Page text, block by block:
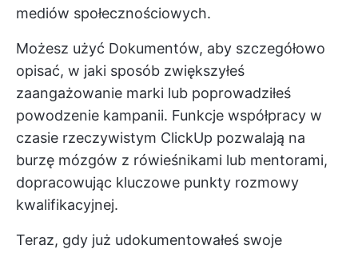
mediów społecznościowych.
Możesz użyć Dokumentów, aby szczegółowo
opisać, w jaki sposób zwiększyłeś
zaangażowanie marki lub poprowadziłeś
powodzenie kampanii. Funkcje współpracy w
czasie rzeczywistym ClickUp pozwalają na
burzę mózgów z rówieśnikami lub mentorami,
dopracowując kluczowe punkty rozmowy
kwalifikacyjnej.
Teraz, gdy już udokumentowałeś swoje